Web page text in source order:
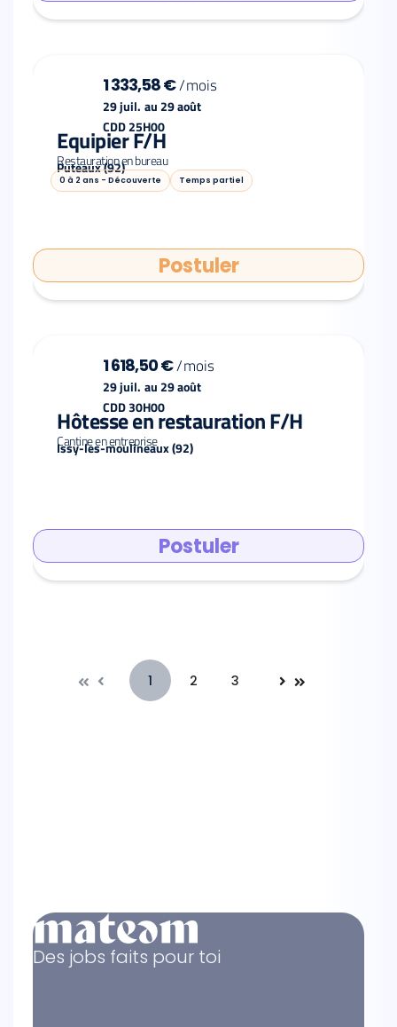
1 333,58 €/mois
29 juil. au29 août
CDD 25H00
Equipier F/H
Restauration en bureau
Puteaux (92)
0 à 2 ans - Découverte Temps partiel
Postuler
1 618,50 €/mois
29 juil. au29 août
CDD 30H00
Hôtesse en restauration F/H
Cantine en entreprise
Issy-les-moulineaux (92)
Postuler
Précédente
1 2 3 Suivante
Des jobs faits pour toi